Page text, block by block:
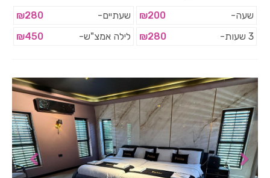
שעה-
₪200 שעתיים-
₪280
3 שעות-
₪280 לילה אמצ"ש- ₪450